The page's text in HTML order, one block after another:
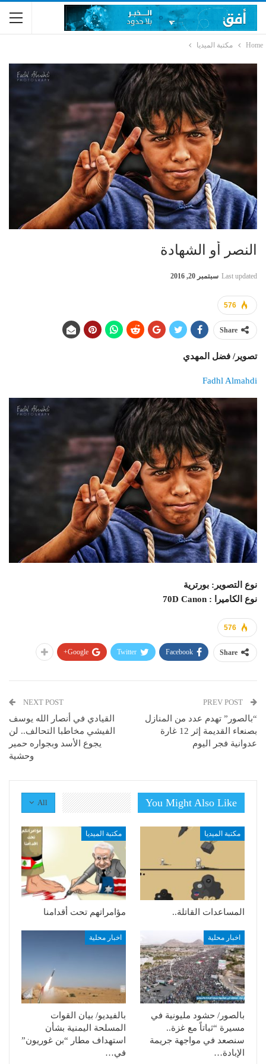
Home مكتبة الميديا
النصر أو الشهادة
Last updated سبتمبر 20, 2016
576
Share
تصوير/ فضل المهدي
Fadhl Almahdi
نوع التصوير: بورترية
نوع الكاميرا : 70D Canon
576
Share
Facebook
Twitter
Google+
“بالصور” تهدم عدد من المنازل
بصنعاء القديمة إثر 12 غارة
عدوانية فجر اليوم
NEXT POST
القيادي في أنصار الله يوسف
الفيشي مخاطبا التحالف.. لن
يجوع الأسد وبجواره حمير
وحشية
All You Might Also Like
مكتبة الميديا
المساعدات القاتلة..
مكتبة الميديا
مؤامراتهم تحت أقدامنا
اخبار محلية
بالصور/ حشود مليونية في
مسيرة “ثباتاً مع غزة..
سنصعد في مواجهة جريمة
الإبادة…
اخبار محلية
بالفيديو/ بيان القوات
المسلحة اليمنية بشأن
استهداف مطار “بن غوريون”
في…